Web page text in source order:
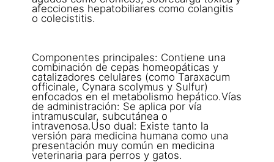
afecciones hepatobiliares como colangitis
o colecistitis.
Componentes principales: Contiene una
combinación de cepas homeopáticas y
catalizadores celulares (como Taraxacum
officinale, Cynara scolymus y Sulfur)
enfocados en el metabolismo hepático.Vías
de administración: Se aplica por vía
intramuscular, subcutánea o
intravenosa.Uso dual: Existe tanto la
versión para medicina humana como una
presentación muy común en medicina
veterinaria para perros y gatos.